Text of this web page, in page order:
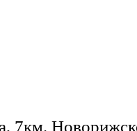
7км.